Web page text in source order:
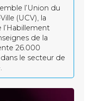
l’Union du
(UCV), la
l’Habillement
de la
26.000
le secteur de